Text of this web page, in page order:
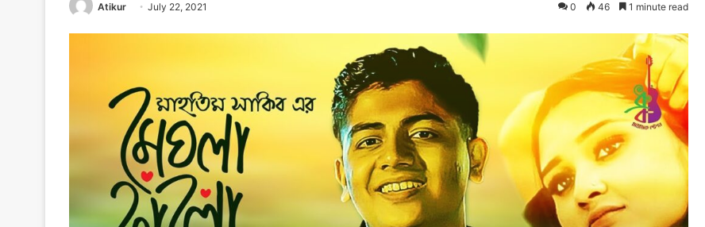
Atikur July 22, 2021 0 46 1 minute read